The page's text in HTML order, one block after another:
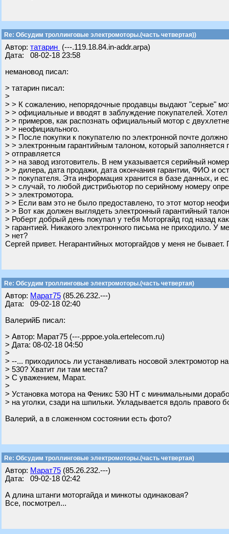
Re: Обсудим троллинговые электромоторы.(часть четвертая))
Автор: татарин (---.119.18.84.in-addr.arpa)
Дата: 08-02-18 23:58
немановод писал:
> татарин писал:
>
> > К сожалению, непорядочные продавцы выдают "серые"
> > официальные и вводят в заблуждение покупателей.
> > примеров, как распознать официальный мотор с
> > неофициального.
> > После покупки к покупателю по электронной почте
> > электронным гарантийным талоном, который заполняется
> отправляется
> > на завод изготовитель. В нем указывается серийный
> > дилера, дата продажи, дата окончания гарантии, ФИО и
> > покупателя. Эта информация хранится в базе данных, и
> > случай, то любой дистрибьютор по серийному номеру
> > электромотора.
> > Если вам это не было предоставлено, то этот мотор
> > Вот как должен выглядеть электронный гарантийный
> Роберт добрый день покупал у тебя Моторгайд год назад
> гарантией. Никакого электронного письма не приходило. У
> нет?
Сергей привет. Негарантийных моторгайдов у меня не
Re: Обсудим троллинговые электромоторы.(часть четвертая)
Автор: Марат75 (85.26.232.---)
Дата: 09-02-18 02:40
ВалерийБ писал:
> Автор: Марат75 (---.pppoe.yola.ertelecom.ru)
> Дата: 08-02-18 04:50
>
> --... приходилось ли устанавливать носовой электромотор
> 530? Хватит ли там места?
> С уважением, Марат.
>
> Установка мотора на Феникс 530 НТ с минимальными
> на уголки, сзади на шпильки. Укладывается вдоль правого
Валерий, а в сложенном состоянии есть фото?
Re: Обсудим троллинговые электромоторы.(часть четвертая)
Автор: Марат75 (85.26.232.---)
Дата: 09-02-18 02:42
А длина штанги моторгайда и минкоты одинаковая?
Все, посмотрел...